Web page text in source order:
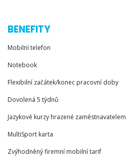
BENEFITY
Mobilní telefon
Notebook
Flexibilní začátek/konec pracovní doby
Dovolená 5 týdnů
Jazykové kurzy hrazené zaměstnavatelem
MultiSport karta
Zvýhodněný firemní mobilní tarif